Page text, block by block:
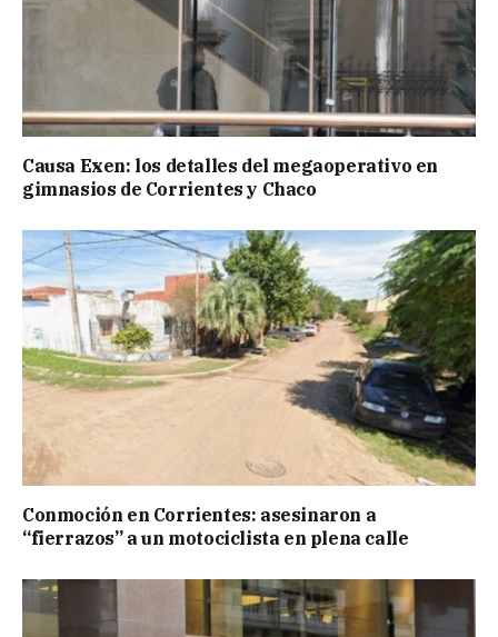
Causa Exen: los detalles del megaoperativo en
gimnasios de Corrientes y Chaco
Conmoción en Corrientes: asesinaron a
“fierrazos” a un motociclista en plena calle